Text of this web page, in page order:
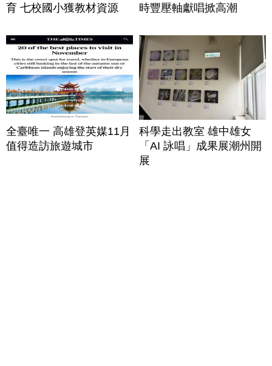
育 七校國小獲教材資源
時豐壓軸獻唱掀高潮
全臺唯一 高雄登英媒11月
值得造訪旅遊城市
科學走出教室 雄中雄女
「AI 詠唱」成果展潮州開
展